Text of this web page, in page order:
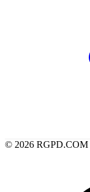
© 2026 RGPD.COM